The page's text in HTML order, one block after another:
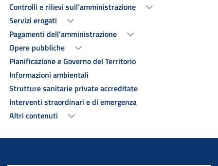
Controlli e rilievi sull’amministrazione
Servizi erogati
Pagamenti dell'amministrazione
Opere pubbliche
Pianificazione e Governo del Territorio
Informazioni ambientali
Strutture sanitarie private accreditate
Interventi straordinari e di emergenza
Altri contenuti